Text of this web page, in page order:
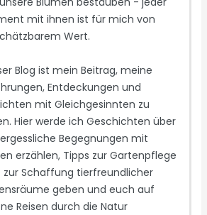
mit ihnen ist für mich von
Wert.
Blog ist mein Beitrag, meine
Entdeckungen und
mit Gleichgesinnten zu
Hier werde ich Geschichten über
Begegnungen mit
erzählen, Tipps zur Gartenpflege
zur Schaffung tierfreundlicher
geben und euch auf
Reisen durch die Natur